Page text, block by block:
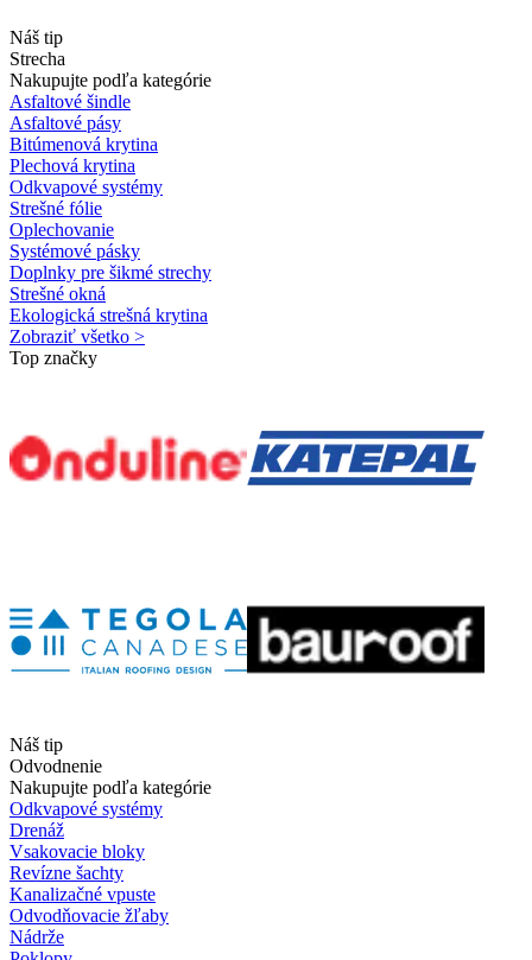
Náš tip
Strecha
Nakupujte podľa kategórie
Asfaltové šindle
Asfaltové pásy
Bitúmenová krytina
Plechová krytina
Odkvapové systémy
Strešné fólie
Oplechovanie
Systémové pásky
Doplnky pre šikmé strechy
Strešné okná
Ekologická strešná krytina
Zobraziť všetko >
Top značky
Náš tip
Odvodnenie
Nakupujte podľa kategórie
Odkvapové systémy
Drenáž
Vsakovacie bloky
Revízne šachty
Kanalizačné vpuste
Odvodňovacie žľaby
Nádrže